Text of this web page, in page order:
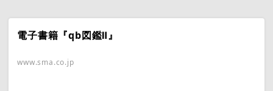
電子書籍『qb図鑑Ⅱ』
www.sma.co.jp